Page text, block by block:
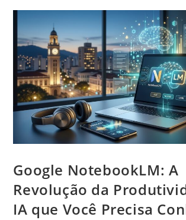
Google NotebookLM: A
Revolução da
IA que Você Precisa